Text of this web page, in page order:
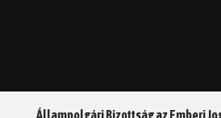
Állampolgári Bizottság az Emberi